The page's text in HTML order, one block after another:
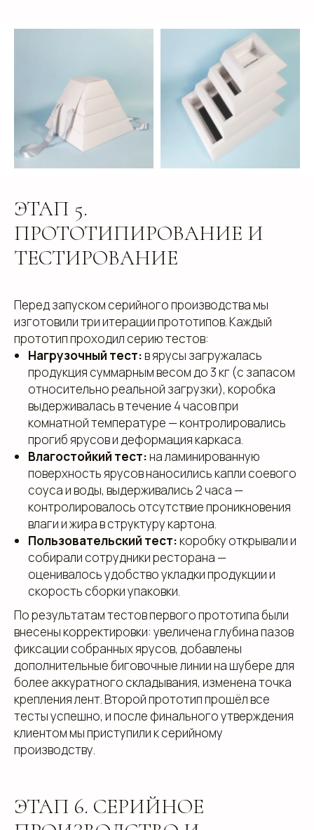
ЭТАП 5.
ПРОТОТИПИРОВАНИЕ И
ТЕСТИРОВАНИЕ
Перед запуском серийного производства мы
изготовили три итерации прототипов. Каждый
прототип проходил серию тестов:
Нагрузочный тест:в ярусы загружалась
продукция суммарным весом до 3 кг (с запасом
относительно реальной загрузки), коробка
выдерживалась в течение 4 часов при
комнатной температуре — контролировались
прогиб ярусов и деформация каркаса.
Влагостойкий тест:на ламинированную
поверхность ярусов наносились капли соевого
соуса и воды, выдерживались 2 часа —
контролировалось отсутствие проникновения
влаги и жира в структуру картона.
Пользовательский тест:коробку открывали и
собирали сотрудники ресторана —
оценивалось удобство укладки продукции и
скорость сборки упаковки.
По результатам тестов первого прототипа были
внесены корректировки: увеличена глубина пазов
фиксации собранных ярусов, добавлены
дополнительные биговочные линии на шубере для
более аккуратного складывания, изменена точка
крепления лент. Второй прототип прошёл все
тесты успешно, и после финального утверждения
клиентом мы приступили к серийному
производству.
ЭТАП 6. СЕРИЙНОЕ
Свяжитесь с нами для консультации. Мы обсудим
ваши потребности, предложим варианты и
разработаем упаковку, которая подчеркнет
уникальность вашей продукции. Наши
специалисты готовы ответить на все вопросы и
предложить решения, соответствующие вашим
задачам и бюджету.
ЗАПОЛНИТЕ ЗАЯВКУ, И
МЫ ПОДБЕРЕМ ДЛЯ ВАС
ИДЕАЛЬНОЕ РЕШЕНИЕ
клиентам
+7
Add files